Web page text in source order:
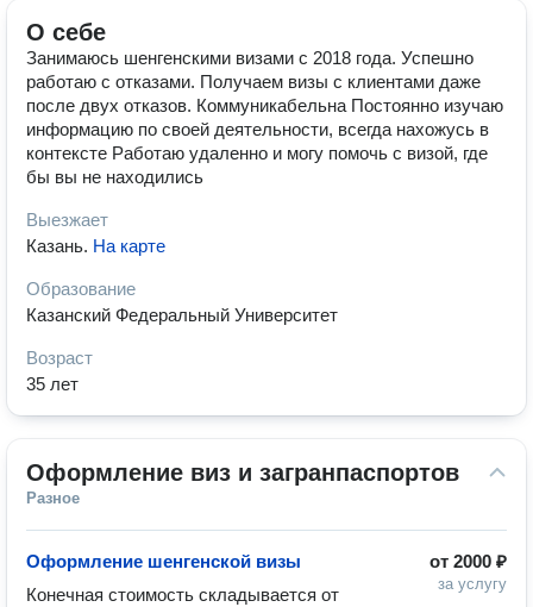
О себе
Занимаюсь шенгенскими визами с 2018 года. Успешно
работаю с отказами. Получаем визы с клиентами даже
после двух отказов. Коммуникабельна Постоянно изучаю
информацию по своей деятельности, всегда нахожусь в
контексте Работаю удаленно и могу помочь с визой, где
бы вы не находились
Выезжает
Казань. На карте
Образование
Казанский Федеральный Университет
Возраст
35 лет
Оформление виз и загранпаспортов
Разное
от 2000 ₽
за услугу
Оформление шенгенской визы
Конечная стоимость складывается от